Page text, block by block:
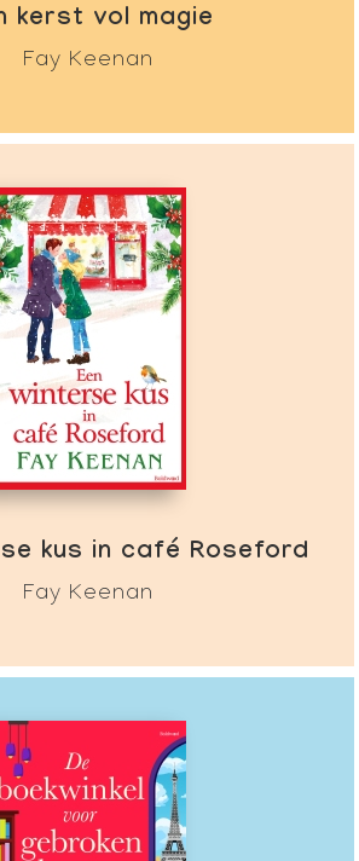
kerst vol magie
Fay Keenan
kus in café Roseford
Fay Keenan